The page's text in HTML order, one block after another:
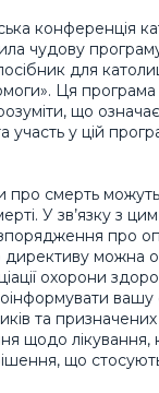
конференція
чудову
для
Ця
що
участь у цій
про смерть
У зв’язку з
про
директиву можна
охорони
вашу
та
щодо лікування,
що